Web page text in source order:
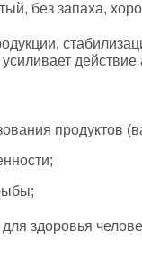
без запаха,
действие
для здоровья